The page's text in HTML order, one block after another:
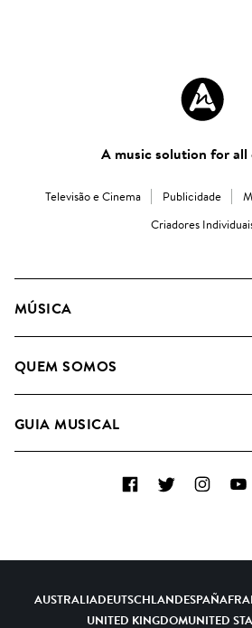
A music solution for all
Televisão e Cinema Publicidade
Criadores
MÚSICA
Pesquisar
QUEM SOMOS
Como usamos a IA
GUIA MUSICAL
FacebookTwitterInstagram
AUSTRALIADEUTSCHLANDESPAÑA
UNITED KINGDOMUNITED